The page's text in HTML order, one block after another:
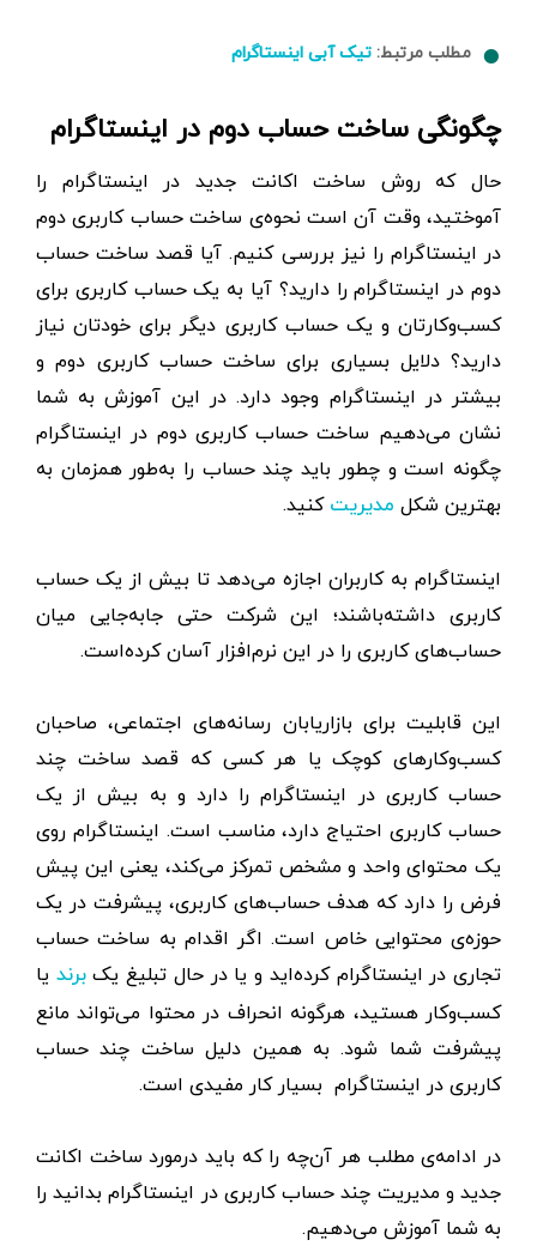
مطلب مرتبط: تیک آبی اینستاگرام
چگونگی ساخت حساب دوم در اینستاگرام
حال که روش ساخت اکانت جدید در اینستاگرام را
آموختید، وقت آن است نحوه‌ی ساخت حساب کاربری دوم
در اینستاگرام را نیز بررسی کنیم. آیا قصد ساخت حساب
دوم در اینستاگرام را دارید؟ آیا به یک حساب کاربری برای
کسب‌و‌کارتان و یک حساب کاربری دیگر برای خودتان نیاز
دارید؟ دلایل بسیاری برای ساخت حساب کاربری دوم و
بیشتر در اینستاگرام وجود دارد. در این آموزش به شما
نشان می‌دهیم ساخت حساب کاربری دوم در اینستاگرام
چگونه است و چطور باید چند حساب را به‌طور همزمان به
بهترین شکل مدیریت کنید.
اینستاگرام به کاربران اجازه می‌دهد تا بیش از یک حساب
کاربری داشته‌باشند؛ این شرکت حتی جا‌به‌جایی میان
حساب‌های کاربری را در این نرم‌افزار آسان کرده‌است.
این قابلیت برای بازاریابان رسانه‌های اجتماعی، صاحبان
کسب‌و‌کار‌های کوچک یا هر کسی که قصد ساخت چند
حساب کاربری در اینستاگرام را دارد و به بیش‌ از یک
حساب کاربری احتیاج دارد، مناسب است. اینستاگرام روی
یک محتوای واحد و مشخص تمرکز می‌کند، یعنی این پیش
فرض را دارد که هدف حساب‌های کاربری، پیشرفت در یک
حوزه‌ی محتوایی خاص است. اگر اقدام به ساخت حساب
تجاری در اینستاگرام کرده‌اید و یا در حال تبلیغ یکبرند یا
کسب‌و‌کار هستید، هر‌گونه انحراف در محتوا می‌تواند مانع
پیشرفت شما شود. به همین دلیل ساخت چند حساب
کاربری در اینستاگرام بسیار کار مفیدی است.
در ادامه‌ی مطلب هر آن‌چه را که باید در‌مورد ساخت اکانت
جدید و مدیریت چند حساب کاربری در اینستاگرام بدانید را
به شما آموزش می‌دهیم.